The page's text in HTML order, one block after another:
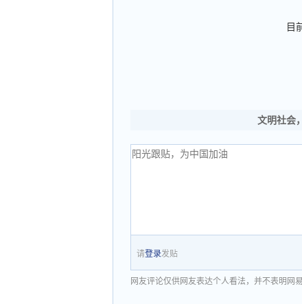
目
文明社会
请登录发贴
网友评论仅供网友表达个人看法，并不表明网